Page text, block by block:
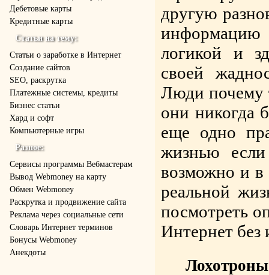
Дебетовые карты
Кредитные карты
Статьи на тему:
Статьи о заработке в Интернет
Создание сайтов
SEO, раскрутка
Платежные системы, кредиты
Бизнес статьи
Хард и софт
Компьютерные игры
Разное:
Cервисы программы Вебмастерам
Вывод Webmoney на карту
Обмен Webmoney
Раскрутка и продвижение сайта
Реклама через социальные сети
Словарь Интернет терминов
Бонусы Webmoney
Анекдоты
другую
информацию
логикой и
своей
Люди почему
они никогда
еще одно
жизнью
возможно и в
реальной
посмотреть
Интернет без